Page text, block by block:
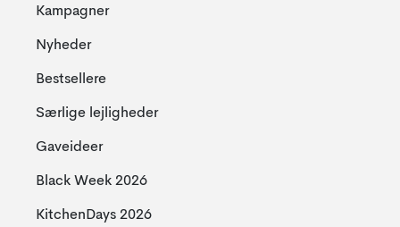
Kampagner
Nyheder
Bestsellere
Særlige lejligheder
Gaveideer
Black Week 2026
KitchenDays 2026